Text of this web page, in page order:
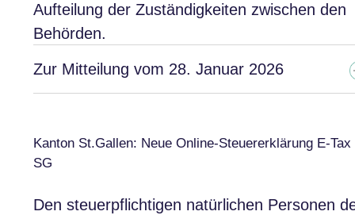
Aufteilung der Zuständigkeiten zwischen den
Behörden.
Zur Mitteilung vom 28. Januar 2026
Kanton St.Gallen: Neue Online-Steuererklärung E-Tax
SG
Den steuerpflichtigen natürlichen Personen